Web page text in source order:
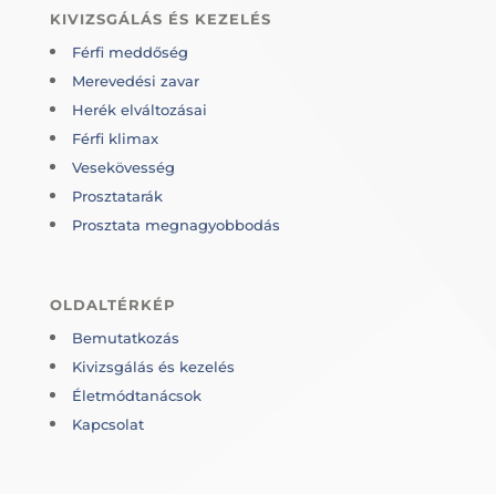
KIVIZSGÁLÁS ÉS KEZELÉS
Férfi meddőség
Merevedési zavar
Herék elváltozásai
Férfi klimax
Vesekövesség
Prosztatarák
Prosztata megnagyobbodás
OLDALTÉRKÉP
Bemutatkozás
Kivizsgálás és kezelés
Életmódtanácsok
Kapcsolat